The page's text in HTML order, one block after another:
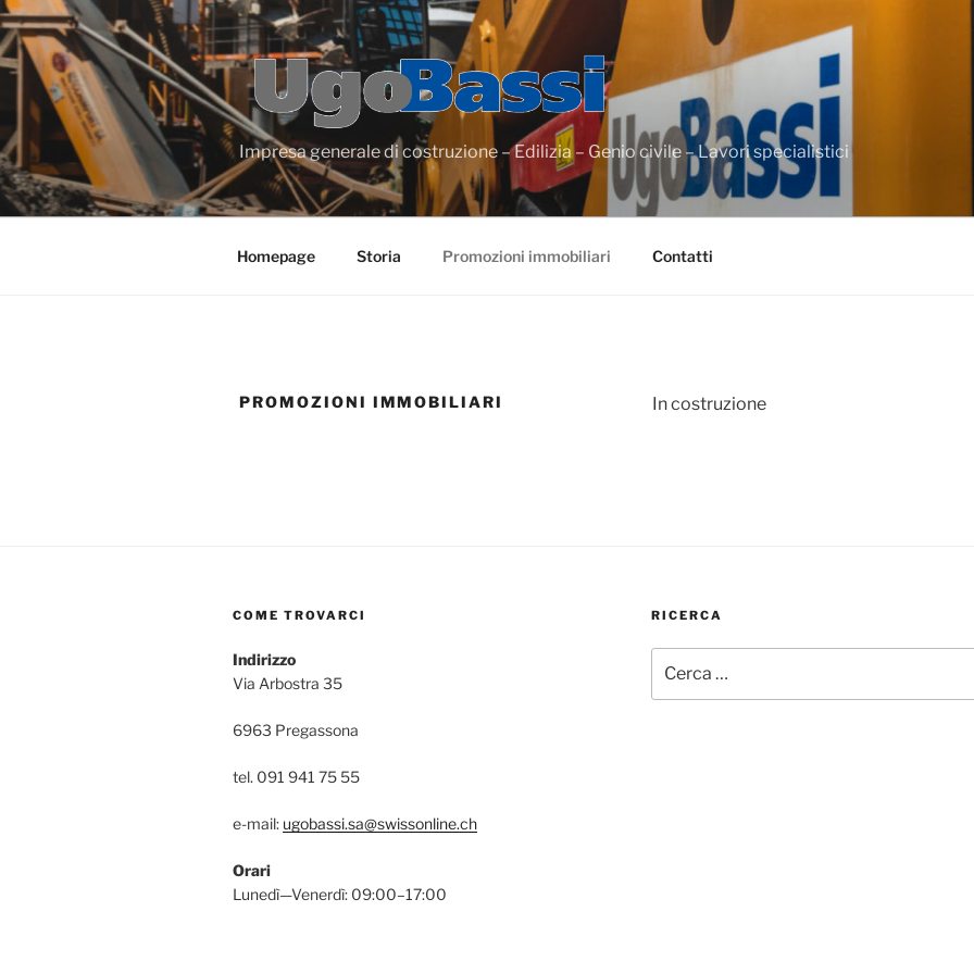
Salta
al
contenuto
Impresa generale di costruzione – Edilizia – Genio civile – Lavori specialistici
Homepage Storia Promozioni immobiliari Contatti
PROMOZIONI IMMOBILIARI In costruzione
COME TROVARCI
Indirizzo
Via Arbostra 35
6963 Pregassona
tel. 091 941 75 55
e-mail: ugobassi.sa@swissonline.ch
Orari
Lunedì—Venerdì: 09:00–17:00
RICERCA